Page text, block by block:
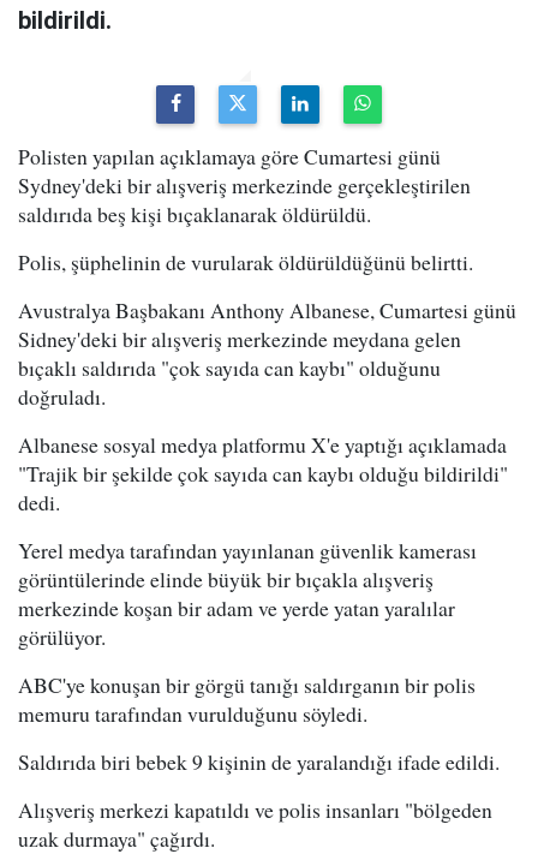
bildirildi.
Polisten yapılan açıklamaya göre Cumartesi günü
Sydney'deki bir alışveriş merkezinde gerçekleştirilen
saldırıda beş kişi bıçaklanarak öldürüldü.
Polis, şüphelinin de vurularak öldürüldüğünü belirtti.
Avustralya Başbakanı Anthony Albanese, Cumartesi günü
Sidney'deki bir alışveriş merkezinde meydana gelen
bıçaklı saldırıda "çok sayıda can kaybı" olduğunu
doğruladı.
Albanese sosyal medya platformu X'e yaptığı açıklamada
"Trajik bir şekilde çok sayıda can kaybı olduğu bildirildi"
dedi.
Yerel medya tarafından yayınlanan güvenlik kamerası
görüntülerinde elinde büyük bir bıçakla alışveriş
merkezinde koşan bir adam ve yerde yatan yaralılar
görülüyor.
ABC'ye konuşan bir görgü tanığı saldırganın bir polis
memuru tarafından vurulduğunu söyledi.
Saldırıda biri bebek 9 kişinin de yaralandığı ifade edildi.
Alışveriş merkezi kapatıldı ve polis insanları "bölgeden
uzak durmaya" çağırdı.